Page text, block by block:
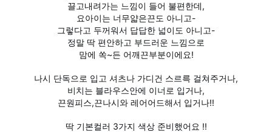
끌고내려가는 느낌이 들어 불편한데,
요아이는 너무얇은끈도 아니고-
그렇다고 두꺼워서 답답한 넓이도 아니고-
정말 딱 편안하고 부드러운 느낌으로
맘에 쏙~든 어깨끈부분이에요!
나시 단독으로 입고 셔츠나 가디건 스르륵 걸쳐주거나,
비치는 블라우스안에 이너로 입거나,
끈원피스,끈나시와 레어어드해서 입거나!!
딱 기본컬러 3가지 색상 준비했어요 !!